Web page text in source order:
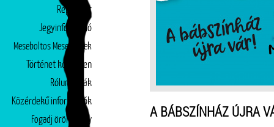
Repertoár
Jegyinformáció
Meseboltos Mesepéntek
Történet képekben
Rólunk írták
Közérdekű információk
Fogadj örökbe egy
A BÁBSZÍNHÁZ ÚJRA